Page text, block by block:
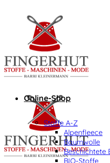
Online-Shop
Stoffe A-Z
Alpenfleece
Baumwolle
Beschichtete
BIO-Stoffe